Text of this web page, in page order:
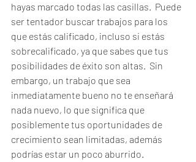
hayas marcado todas las casillas.  Puede
ser tentador buscar trabajos para los
que estás calificado, incluso si estás
sobrecalificado, ya que sabes que tus
posibilidades de éxito son altas.  Sin
embargo, un trabajo que sea
inmediatamente bueno no te enseñará
nada nuevo, lo que significa que
posiblemente tus oportunidades de
crecimiento sean limitadas, además
podrías estar un poco aburrido.